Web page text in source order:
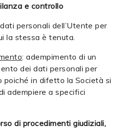
e controllo
personali dell’Utente per
la stessa è tenuta.
: adempimento di un
dei dati personali per
in difetto la Società si
adempiere a specifici
di procedimenti giudiziali,